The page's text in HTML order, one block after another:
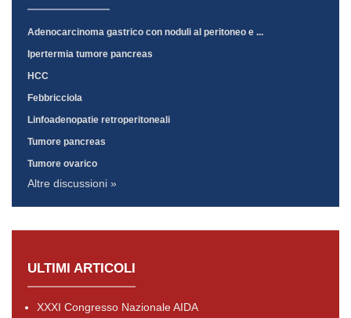
Adenocarcinoma gastrico con noduli al peritoneo e ...
Ipertermia tumore pancreas
HCC
Febbricciola
Linfoadenopatie retroperitoneali
Tumore pancreas
Tumore ovarico
Altre discussioni »
ULTIMI ARTICOLI
XXXI Congresso Nazionale AIDA